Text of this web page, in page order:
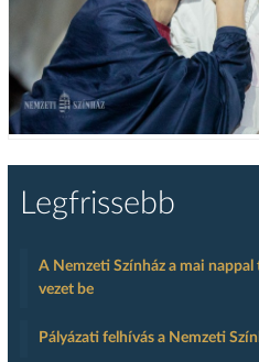
Legfrissebb
A Nemzeti Színház a mai
vezet be
Pályázati felhívás a Nemzeti